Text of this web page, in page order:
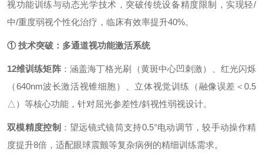
视功能训练与动态光学技术，突破传统设备精度限制，实现轻/
中/重度弱视个性化治疗，临床有效率提升40%。
① 技术突破：多通道视功能激活系统
12维训练矩阵：涵盖海丁格光刷（黄斑中心凹刺激）、红光闪烁
（640nm波长激活视锥细胞）、立体视觉训练（融像误差＜0.5
△）等核心功能，针对屈光参差性/斜视性弱视设计。
双模精度控制 ：望远镜式镜筒支持0.5°电动调节，较手动操作精
度提升8倍，适配眼球震颤等复杂病例的精细训练需求。